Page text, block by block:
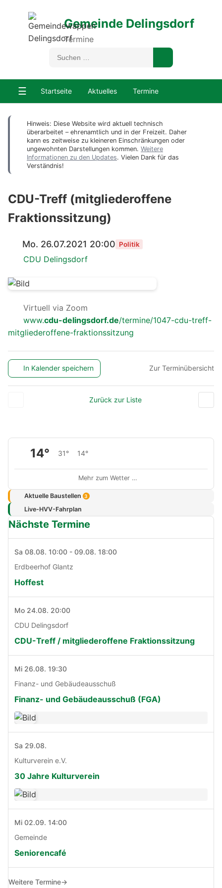
Gemeinde Delingsdorf
Termine
☰ Startseite Aktuelles Termine
Hinweis: Diese Website wird aktuell technisch
überarbeitet – ehrenamtlich und in der Freizeit. Daher
kann es zeitweise zu kleineren Einschränkungen oder
ungewohnten Darstellungen kommen. Weitere
Informationen zu den Updates. Vielen Dank für das
Verständnis!
CDU-Treff (mitgliederoffene
Fraktionssitzung)
Mo. 26.07.2021 20:00 Politik
CDU Delingsdorf
Virtuell via Zoom
www.cdu-delingsdorf.de/termine/1047-cdu-treff-
mitgliederoffene-fraktionssitzung
In Kalender speichern Zur Terminübersicht
Zurück zur Liste
14° 31° 14°
Mehr zum Wetter …
Aktuelle Baustellen 3
Live-HVV-Fahrplan
Nächste Termine
Sa 08.08. 10:00 - 09.08. 18:00
Erdbeerhof Glantz
Hoffest
Mo 24.08. 20:00
CDU Delingsdorf
CDU-Treff / mitgliederoffene Fraktionssitzung
Mi 26.08. 19:30
Finanz- und Gebäudeausschuß
Finanz- und Gebäudeausschuß (FGA)
Sa 29.08.
Kulturverein e.V.
30 Jahre Kulturverein
Mi 02.09. 14:00
Gemeinde
Seniorencafé
Weitere Termine→